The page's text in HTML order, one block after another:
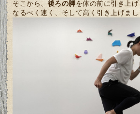
そこから、後ろの脚を体の前に引き上げ
なるべく速く、そして高く引き上げまし